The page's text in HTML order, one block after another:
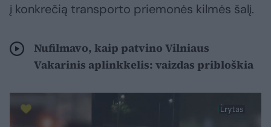
į konkrečią transporto priemonės kilmės šalį.
Nufilmavo, kaip patvino Vilniaus
Vakarinis aplinkkelis: vaizdas pribloškia